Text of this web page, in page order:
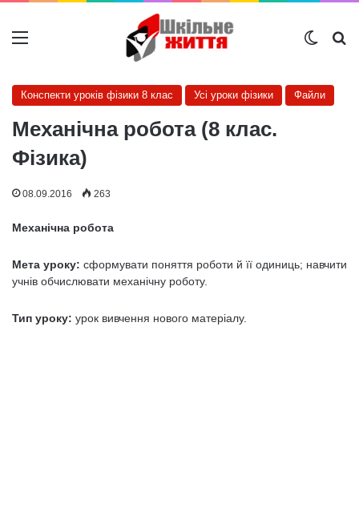
Меню
Конспекти уроків фізики 8 клас Усі уроки фізики Файли
Механічна робота (8 клас.
Фізика)
08.09.2016 263
Механічна робота
Мета уроку: сформувати поняття роботи й її одиниць; навчити
учнів обчислювати механічну роботу.
Тип уроку: урок вивчення нового матеріалу.